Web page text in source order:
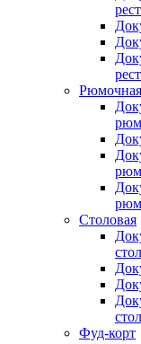
Рюмочная
Столовая
Фуд-корт